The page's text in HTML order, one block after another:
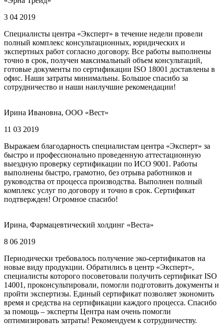
3 04 2019
Специалисты центра «Эксперт» в течение недели провели
полный комплекс консультационных, юридических и
экспертных работ согласно договору. Все работы выполнены
точно в срок, получен максимальный объем консультаций,
готовые документы по сертификации ISO 18001 доставлены в
офис. Наши затраты минимальны. Большое спасибо за
сотрудничество и наши наилучшие рекомендации!
Ирина Ивановна, ООО «Вест»
11 03 2019
Выражаем благодарность специалистам центра «Эксперт» за
быстро и профессионально проведенную аттестационную
выездную проверку сертификации по ИСО 9001. Работы
выполнены быстро, грамотно, без отрыва работников и
руководства от процесса производства. Выполнен полный
комплекс услуг по договору и точно в срок. Сертификат
подтвержден! Огромное спасибо!
Ирина, Фармацевтический холдинг «Веста»
8 06 2019
Периодически требовалось получение эко-сертификатов на
новые виду продукции. Обратились в центр «Эксперт»,
специалисты которого посоветовали получить сертификат ISO
14001, проконсультировали, помогли подготовить документы и
пройти экспертизы. Единый сертификат позволяет экономить
время и средства на сертификации каждого процесса. Спасибо
за помощь – эксперты Центра нам очень помогли
оптимизировать затраты! Рекомендуем к сотрудничеству.